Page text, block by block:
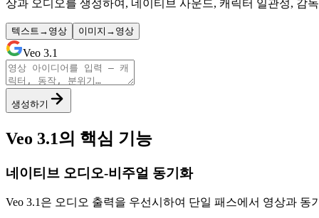
상과 오디오를 생성하여, 네이티브 사운드, 캐릭터 일관성, 감
텍스트→영상 이미지→영상
Veo 3.1
생성하기
Veo 3.1의 핵심 기능
네이티브 오디오-비주얼 동기화
Veo 3.1은 오디오 출력을 우선시하여 단일 패스에서 영상과